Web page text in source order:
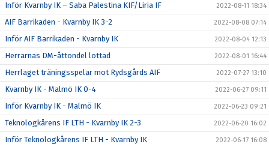
Inför Kvarnby IK – Saba Palestina KIF/Liria IF 2022-08-11 18:34
AIF Barrikaden - Kvarnby IK 3-2 2022-08-08 07:14
Inför AIF Barrikaden - Kvarnby IK 2022-08-04 12:13
Herrarnas DM-åttondel lottad 2022-08-01 16:44
Herrlaget träningsspelar mot Rydsgårds AIF 2022-07-27 13:10
Kvarnby IK - Malmö IK 0-4 2022-06-27 09:11
Inför Kvarnby IK - Malmö IK 2022-06-23 09:21
Teknologkårens IF LTH - Kvarnby IK 2-3 2022-06-20 16:02
Inför Teknologkårens IF LTH - Kvarnby IK 2022-06-17 16:08